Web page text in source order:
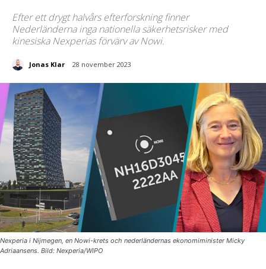
Efter ett drygt halvårs efterforskning finner
Nederländerna inga nationella säkerhetsrisker med
kinesiska Nexperias förvärv av Nowi.
Jonas Klar 28 november 2023
Nexperia i Nijmegen, en Nowi-krets och nederländernas ekonomiminister Micky
Adriaansens. Bild: Nexperia/WIPO